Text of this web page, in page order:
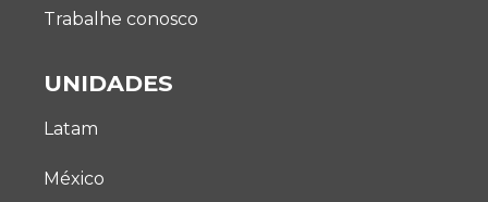
Trabalhe conosco
UNIDADES
Latam
México